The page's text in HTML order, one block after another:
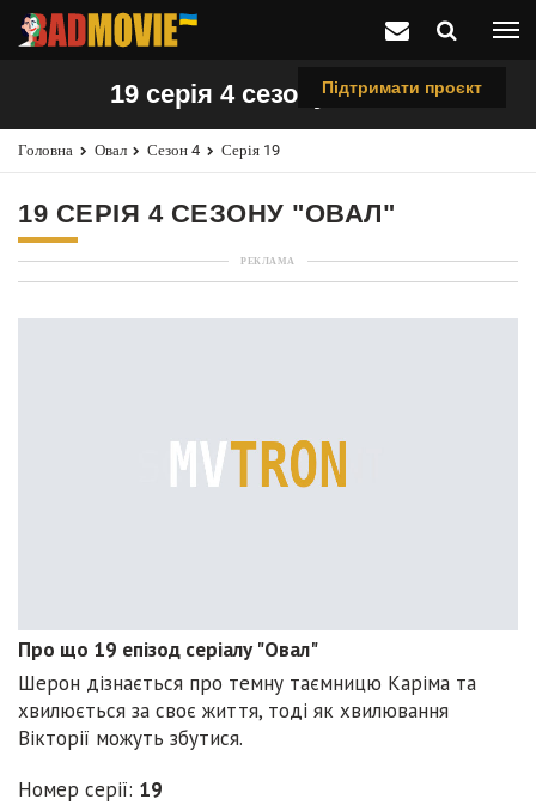
Підтримати проєкт
19 серія 4 сезону "Овал"
Головна Овал Сезон 4 Серія 19
19 СЕРІЯ 4 СЕЗОНУ "ОВАЛ"
РЕКЛАМА
Про що 19 епізод серіалу "Овал"
Шерон дізнається про темну таємницю Каріма та
хвилюється за своє життя, тоді як хвилювання
Вікторії можуть збутися.
Номер серії: 19